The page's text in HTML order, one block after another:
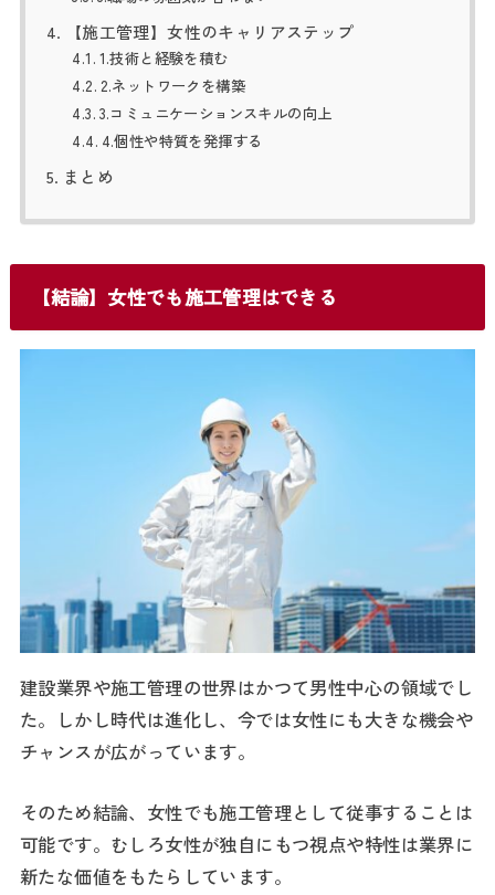
【施工管理】女性のキャリアステップ
1.技術と経験を積む
2.ネットワークを構築
3.コミュニケーションスキルの向上
4.個性や特質を発揮する
まとめ
【結論】女性でも施工管理はできる
建設業界や施工管理の世界はかつて男性中心の領域でし
た。しかし時代は進化し、今では女性にも大きな機会や
チャンスが広がっています。​
そのため結論、女性でも施工管理として従事することは
可能です。むしろ女性が独自にもつ視点や特性は業界に
新たな価値をもたらしています。